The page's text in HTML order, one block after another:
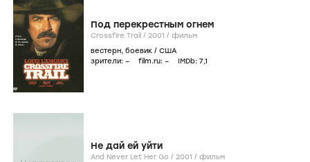
Под перекрестным огнем
Crossfire Trail / 2001 / фильм
вестерн, боевик / США
зрители: – film.ru: – IMDb: 7,1
Не дай ей уйти
And Never Let Her Go / 2001 / фильм